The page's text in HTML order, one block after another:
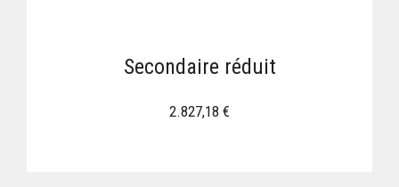
Secondaire réduit
2.827,18 €